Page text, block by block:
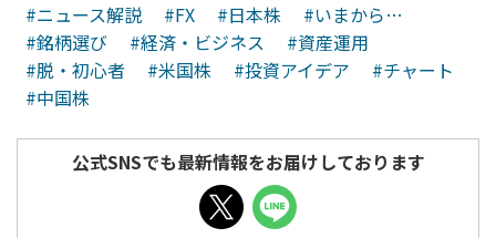
#ニュース解説 #FX #日本株
#いまから…
#銘柄選び
#経済・ビジネス
#資産運用
#脱・初心者
#米国株 #投資アイデア
#チャート
#中国株
公式SNSでも最新情報をお届けしております